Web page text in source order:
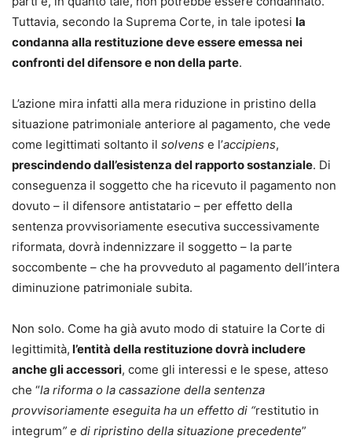
Tuttavia, secondo la Suprema Corte, in tale ipotesi la
condanna alla restituzione deve essere emessa nei
confronti del difensore e non della parte.
L’azione mira infatti alla mera riduzione in pristino della
situazione patrimoniale anteriore al pagamento, che vede
come legittimati soltanto il solvens e l’accipiens,
prescindendo dall’esistenza del rapporto sostanziale. Di
conseguenza il soggetto che ha ricevuto il pagamento non
dovuto – il difensore antistatario – per effetto della
sentenza provvisoriamente esecutiva successivamente
riformata, dovrà indennizzare il soggetto – la parte
soccombente – che ha provveduto al pagamento dell’intera
diminuzione patrimoniale subita.
Non solo. Come ha già avuto modo di statuire la Corte di
legittimità, l’entità della restituzione dovrà includere
anche gli accessori, come gli interessi e le spese, atteso
che “la riforma o la cassazione della sentenza
provvisoriamente eseguita ha un effetto di “restitutio in
integrum” e di ripristino della situazione precedente”